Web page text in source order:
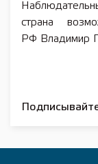
страна
РФ Владимир